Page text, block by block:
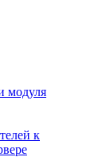
модуля
к